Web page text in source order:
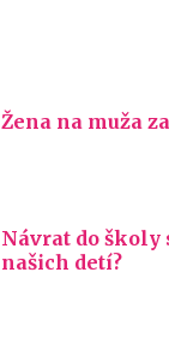
Žena na muža
Návrat do školy
našich detí?